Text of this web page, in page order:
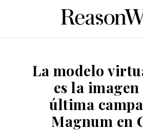
La modelo
es la
última
Magnum en